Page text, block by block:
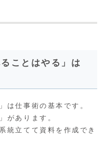
ことはやる」は
は仕事術の基本です。
があります。
統立てて資料を作成でき